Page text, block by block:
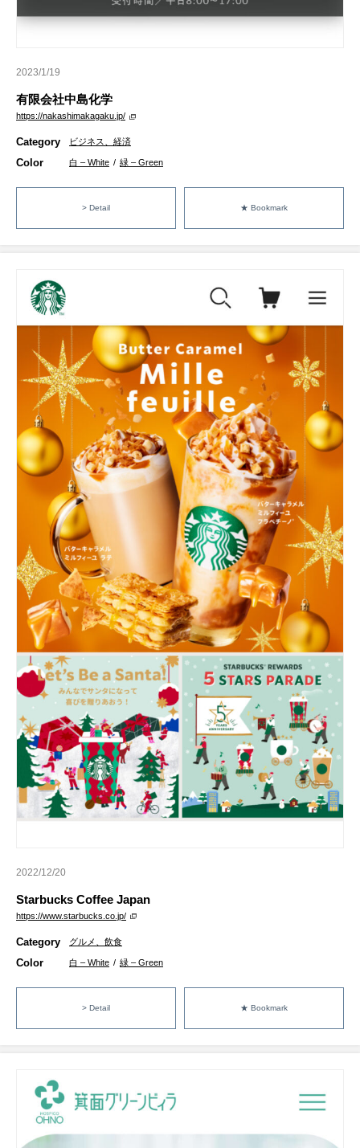
2023/1/19
有限会社中島化学
https://nakashimakagaku.jp/
Category ビジネス、経済
Color 白 – White / 緑 – Green
> Detail ★ Bookmark
2022/12/20
Starbucks Coffee Japan
https://www.starbucks.co.jp/
Category グルメ、飲食
Color 白 – White / 緑 – Green
> Detail ★ Bookmark